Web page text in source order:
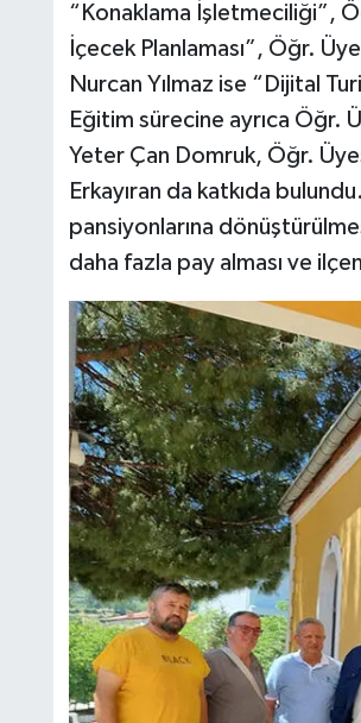
“Konaklama İşletmeciliği”,
İçecek Planlaması”, Öğr.
Nurcan Yılmaz ise “Dijital
Eğitim sürecine ayrıca Öğr.
Yeter Çan Domruk, Öğr.
Erkayıran da katkıda
pansiyonlarına
daha fazla pay alması ve